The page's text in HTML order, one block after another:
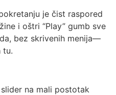
je čist raspored
i oštri “Play” gumb sve
bez skrivenih menija—
tu.
na mali postotak